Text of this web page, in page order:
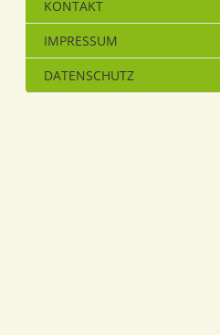
KONTAKT
IMPRESSUM
DATENSCHUTZ